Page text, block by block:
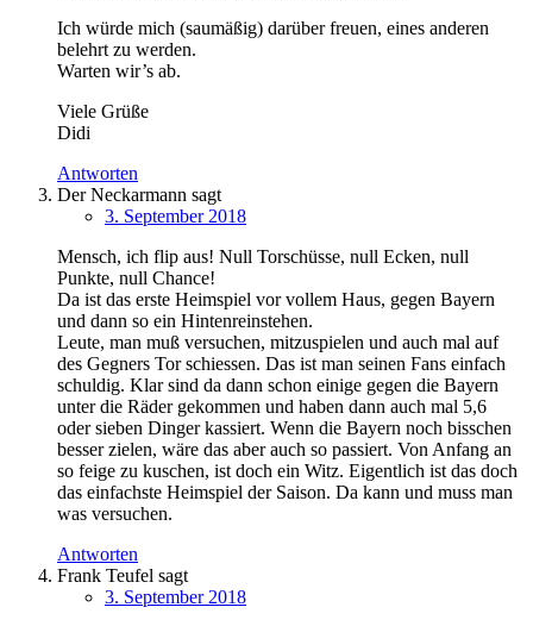
Ich würde mich (saumäßig) darüber freuen, eines anderen
belehrt zu werden.
Warten wir’s ab.
Viele Grüße
Didi
Antworten
Der Neckarmann sagt
3. September 2018
Mensch, ich flip aus! Null Torschüsse, null Ecken, null
Punkte, null Chance!
Da ist das erste Heimspiel vor vollem Haus, gegen Bayern
und dann so ein Hintenreinstehen.
Leute, man muß versuchen, mitzuspielen und auch mal auf
des Gegners Tor schiessen. Das ist man seinen Fans einfach
schuldig. Klar sind da dann schon einige gegen die Bayern
unter die Räder gekommen und haben dann auch mal 5,6
oder sieben Dinger kassiert. Wenn die Bayern noch bisschen
besser zielen, wäre das aber auch so passiert. Von Anfang an
so feige zu kuschen, ist doch ein Witz. Eigentlich ist das doch
das einfachste Heimspiel der Saison. Da kann und muss man
was versuchen.
Antworten
Frank Teufel sagt
3. September 2018